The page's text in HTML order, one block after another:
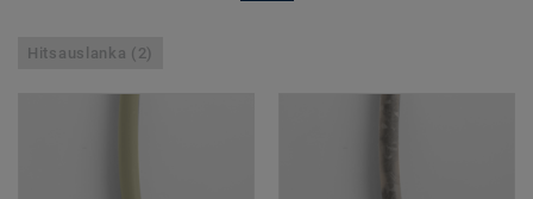
Hitsauslanka (2)